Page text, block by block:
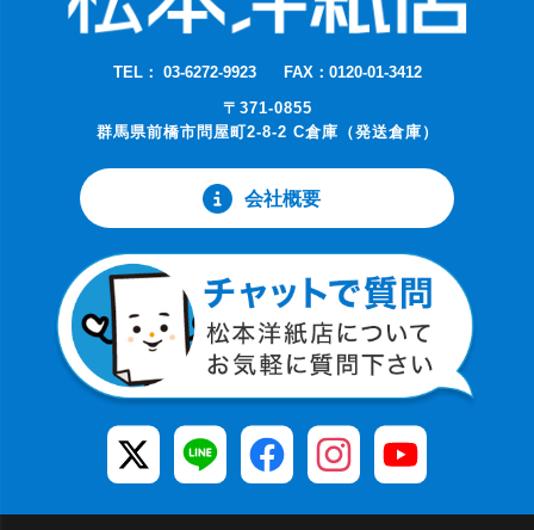
TEL： 03-6272-9923
FAX：0120-01-3412
〒371-0855
群馬県前橋市問屋町2-8-2 C倉庫（発送倉庫）
会社概要